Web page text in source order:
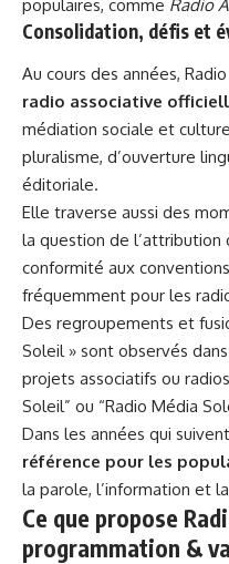
populaires, comme Radio
Consolidation, défis et
Au cours des années,
radio associative
médiation sociale et
pluralisme, d’ouverture
éditoriale.
Elle traverse aussi des
la question de l’attribution
conformité aux
fréquemment pour les
Des regroupements et
Soleil » sont observés
projets associatifs ou
Soleil” ou “Radio Média
Dans les années qui
référence pour les
la parole, l’information et
Ce que propose
programmation &